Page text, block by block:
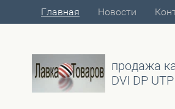
Главная Новости
продажа
DVI DP